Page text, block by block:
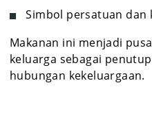
Simbol persatuan dan
Makanan ini menjadi
keluarga sebagai
hubungan kekeluargaan.